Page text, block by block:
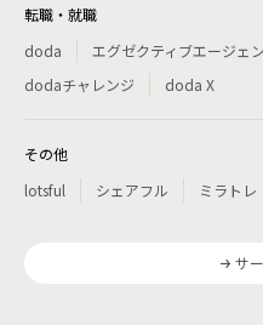
転職・就職
doda
エグゼクティブエージェ
dodaチャレンジ
doda X
その他
lotsful
シェアフル ミラトレ
サ